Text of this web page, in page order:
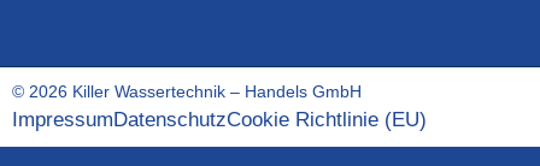
© 2026 Killer Wassertechnik – Handels GmbH
Impressum DatenschutzCookie Richtlinie (EU)